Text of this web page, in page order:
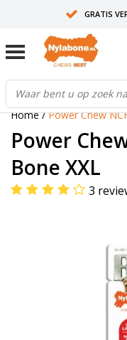
GRATIS
Home/Power Chew
Power
Bone XXL
3